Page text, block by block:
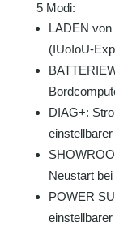
5 Modi:
LADEN von
(IUoIoU-
DIAG+:
Neustart
POWER